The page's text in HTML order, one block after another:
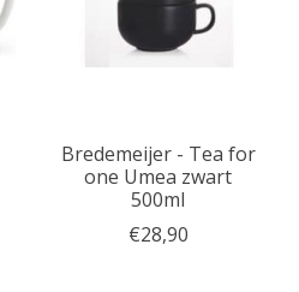
Bredemeijer - Tea for
one Umea zwart
500ml
€28,90